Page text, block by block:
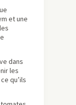
et une
dans
les
qu’ils